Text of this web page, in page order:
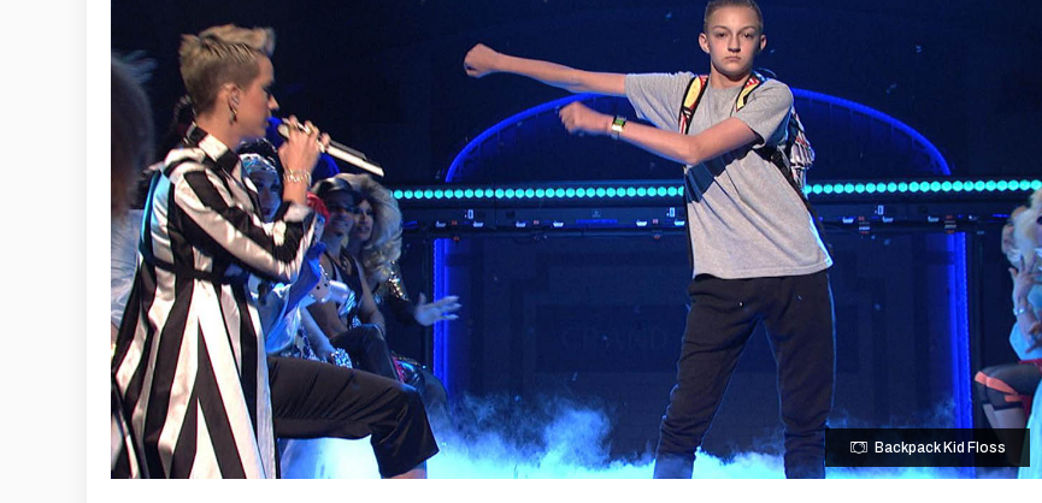
Backpack Kid Floss